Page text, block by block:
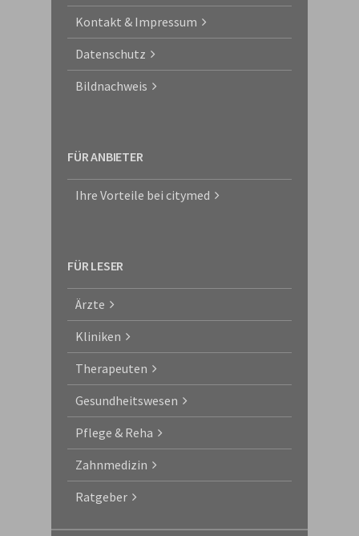
Kontakt & Impressum
Datenschutz
Bildnachweis
FÜR ANBIETER
Ihre Vorteile bei citymed
FÜR LESER
Ärzte
Kliniken
Therapeuten
Gesundheitswesen
Pflege & Reha
Zahnmedizin
Ratgeber